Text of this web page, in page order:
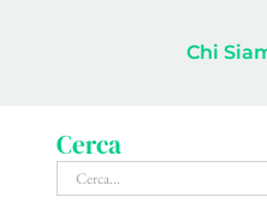
Chi
Cerca
Cerca
per: